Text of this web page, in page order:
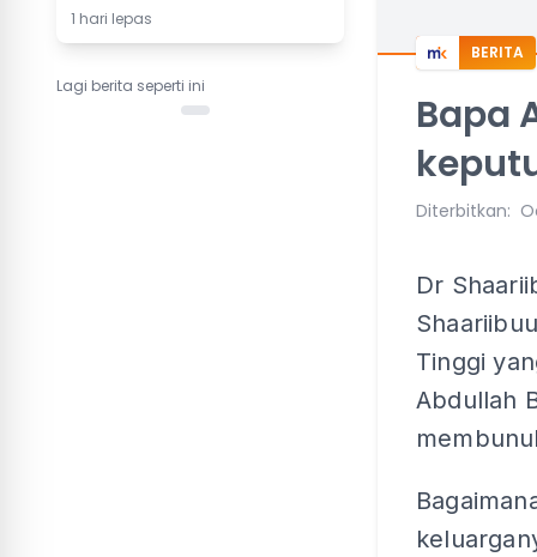
1 hari lepas
Lagi berita seperti ini
BERITA
Bapa
Diterbitkan:
Dr
Tinggi
Abdullah